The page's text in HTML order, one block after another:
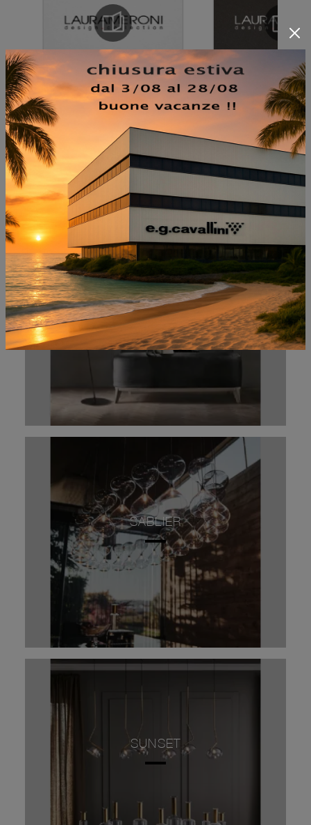
NON PERDERTI ANCHE:
GIOCONDA FLOOR
SABLIER
SUNSET